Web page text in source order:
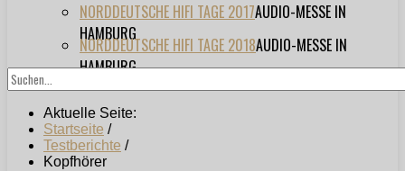
NORDDEUTSCHE HIFI TAGE 2017AUDIO-MESSE IN
HAMBURG
NORDDEUTSCHE HIFI TAGE 2018AUDIO-MESSE IN
HAMBURG
Aktuelle Seite:
Startseite /
Testberichte /
Kopfhörer